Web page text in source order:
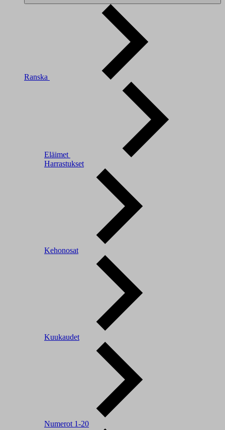
Ranska
Eläimet
Harrastukset
Kehonosat
Kuukaudet
Numerot 1-20